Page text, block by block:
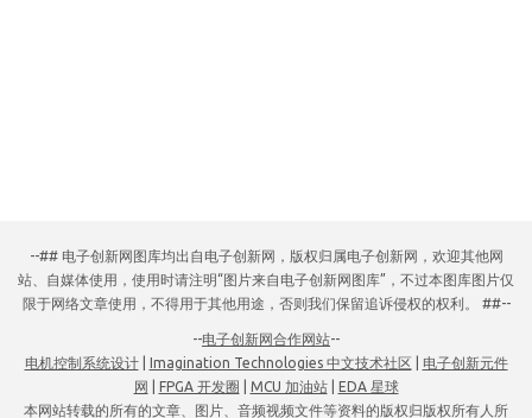
--## 电子创新网图库均出自电子创新网，版权归属电子创新网，欢迎其他网
站、自媒体使用，使用时请注明“图片来自电子创新网图库”，不过本图库图片仅
限于网络文章使用，不得用于其他用途，否则我们保留追诉侵权的权利。 ##--
--电子创新网合作网站--
电机控制系统设计| Imagination Technologies 中文技术社区
电子创新元件
网
FPGA 开发圈 MCU 加油站| EDA 星球
本网站转载的所有的文章、图片、音频视频文件等资料的版权归版权所有人所